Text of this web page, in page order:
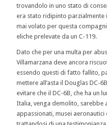
trovandolo in uno stato di
era stato ridipinto parzialmente
mai volato per questa
eliche prelevate da un C-119.
Dato che per una multa per
Villamarzana deve ancora
essendo questi di fatto fallito,
mettere all’asta il Douglas DC-
evitare che il DC-6B, che ha un
Italia, venga demolito, sarebbe
appassionati, musei